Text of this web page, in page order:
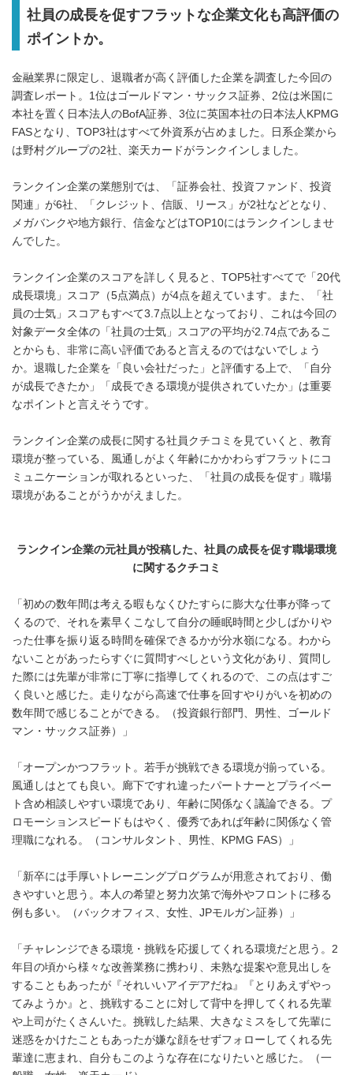
社員の成長を促すフラットな企業文化も高評価の
ポイントか。
金融業界に限定し、退職者が高く評価した企業を調査した今回の
調査レポート。1位はゴールドマン・サックス証券、2位は米国に
本社を置く日本法人のBofA証券、3位に英国本社の日本法人KPMG
FASとなり、TOP3社はすべて外資系が占めました。日系企業から
は野村グループの2社、楽天カードがランクインしました。
ランクイン企業の業態別では、「証券会社、投資ファンド、投資
関連」が6社、「クレジット、信販、リース」が2社などとなり、
メガバンクや地方銀行、信金などはTOP10にはランクインしませ
んでした。
ランクイン企業のスコアを詳しく見ると、TOP5社すべてで「20代
成長環境」スコア（5点満点）が4点を超えています。また、「社
員の士気」スコアもすべて3.7点以上となっており、これは今回の
対象データ全体の「社員の士気」スコアの平均が2.74点であるこ
とからも、非常に高い評価であると言えるのではないでしょう
か。退職した企業を「良い会社だった」と評価する上で、「自分
が成長できたか」「成長できる環境が提供されていたか」は重要
なポイントと言えそうです。
ランクイン企業の成長に関する社員クチコミを見ていくと、教育
環境が整っている、風通しがよく年齢にかかわらずフラットにコ
ミュニケーションが取れるといった、「社員の成長を促す」職場
環境があることがうかがえました。
ランクイン企業の元社員が投稿した、社員の成長を促す職場環境
に関するクチコミ
「初めの数年間は考える暇もなくひたすらに膨大な仕事が降って
くるので、それを素早くこなして自分の睡眠時間と少しばかりや
った仕事を振り返る時間を確保できるかが分水嶺になる。わから
ないことがあったらすぐに質問すべしという文化があり、質問し
た際には先輩が非常に丁寧に指導してくれるので、この点はすご
く良いと感じた。走りながら高速で仕事を回すやりがいを初めの
数年間で感じることができる。（投資銀行部門、男性、ゴールド
マン・サックス証券）」
「オープンかつフラット。若手が挑戦できる環境が揃っている。
風通しはとても良い。廊下ですれ違ったパートナーとプライベー
ト含め相談しやすい環境であり、年齢に関係なく議論できる。プ
ロモーションスピードもはやく、優秀であれば年齢に関係なく管
理職になれる。（コンサルタント、男性、KPMG FAS）」
「新卒には手厚いトレーニングプログラムが用意されており、働
きやすいと思う。本人の希望と努力次第で海外やフロントに移る
例も多い。（バックオフィス、女性、JPモルガン証券）」
「チャレンジできる環境・挑戦を応援してくれる環境だと思う。2
年目の頃から様々な改善業務に携わり、未熟な提案や意見出しを
することもあったが『それいいアイデアだね』『とりあえずやっ
てみようか』と、挑戦することに対して背中を押してくれる先輩
や上司がたくさんいた。挑戦した結果、大きなミスをして先輩に
迷惑をかけたこともあったが嫌な顔をせずフォローしてくれる先
輩達に恵まれ、自分もこのような存在になりたいと感じた。（一